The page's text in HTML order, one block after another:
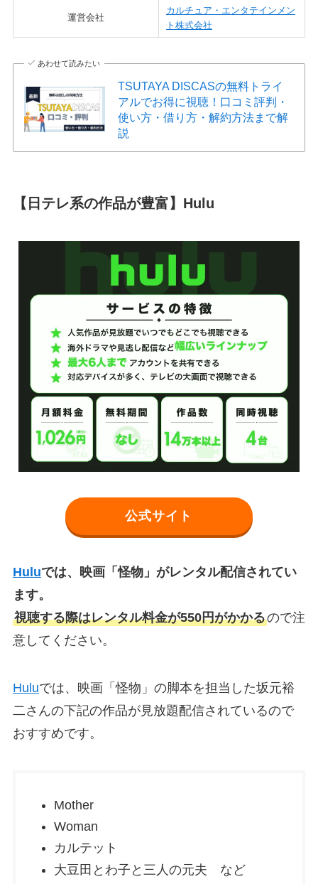
運営会社
カルチュア・エンタテインメン
ト株式会社
あわせて読みたい
TSUTAYA DISCASの無料トライ
アルでお得に視聴！口コミ評判・
使い方・借り方・解約方法まで解
説
【日テレ系の作品が豊富】Hulu
公式サイト
Huluでは、映画「怪物」がレンタル配信されてい
ます。
視聴する際はレンタル料金が550円がかかるので注
意してください。
Huluでは、映画「怪物」の脚本を担当した坂元裕
二さんの下記の作品が見放題配信されているので
おすすめです。
Mother
Woman
カルテット
大豆田とわ子と三人の元夫 など